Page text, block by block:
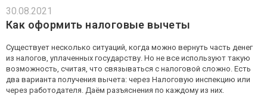
30.08.2021
Как оформить налоговые вычеты
Существует несколько ситуаций, когда можно вернуть часть денег
из налогов, уплаченных государству. Но не все используют такую
возможность, считая, что связываться с налоговой сложно. Есть
два варианта получения вычета: через Налоговую инспекцию или
через работодателя. Даём разъяснения по каждому из них.